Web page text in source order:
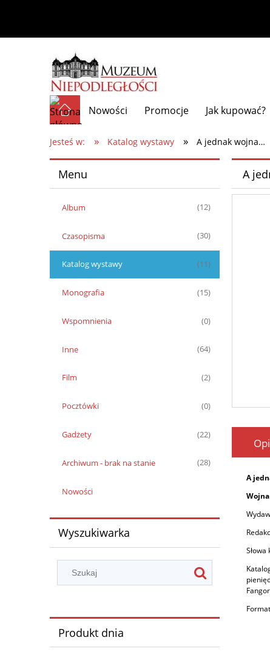
Nowości Promocje Jak kupować?
Jesteś w: » Katalog wystawy » A jednak wojna…
Menu
Album (12)
Czasopisma (30)
Katalog wystawy (11)
Monografia (15)
Wspomnienia (0)
Inne (64)
Film (2)
Pocztówki (0)
Gadżety (22)
Archiwum - brak na stanie (28)
Nowości
Wyszukiwarka
Produkt dnia
A
A